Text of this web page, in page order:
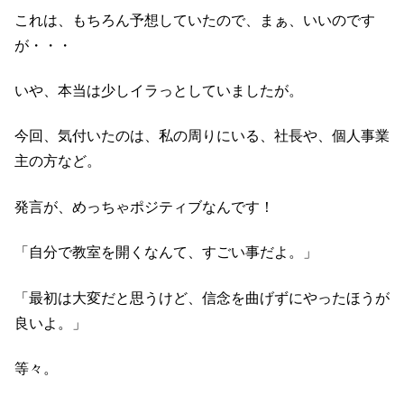
これは、もちろん予想していたので、まぁ、いいのです
が・・・
いや、本当は少しイラっとしていましたが。
今回、気付いたのは、私の周りにいる、社長や、個人事業
主の方など。
発言が、めっちゃポジティブなんです！
「自分で教室を開くなんて、すごい事だよ。」
「最初は大変だと思うけど、信念を曲げずにやったほうが
良いよ。」
等々。